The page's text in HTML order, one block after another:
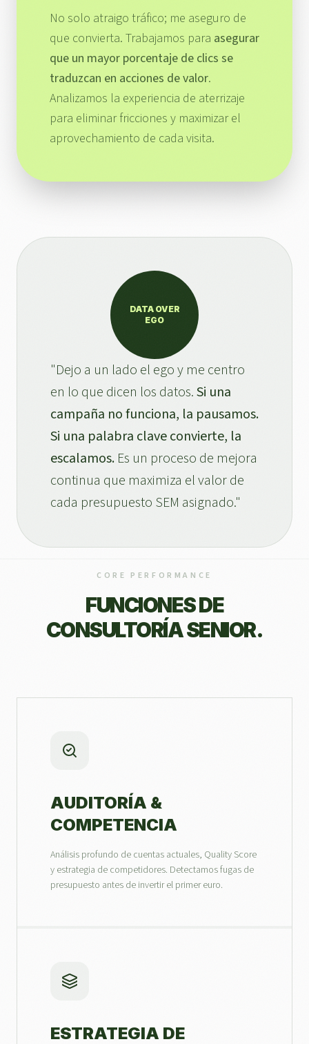
No solo atraigo tráfico; me aseguro de
que convierta. Trabajamos para asegurar
que un mayor porcentaje de clics se
traduzcan en acciones de valor.
Analizamos la experiencia de aterrizaje
para eliminar fricciones y maximizar el
aprovechamiento de cada visita.
DATA OVER
EGO
"Dejo a un lado el ego y me centro
en lo que dicen los datos.Si una
campaña no funciona, la pausamos.
Si una palabra clave convierte, la
escalamos. Es un proceso de mejora
continua que maximiza el valor de
cada presupuesto SEM asignado."
CORE PERFORMANCE
FUNCIONES DE
CONSULTORÍA SENIOR.
AUDITORÍA &
COMPETENCIA
Análisis profundo de cuentas actuales, Quality Score
y estrategia de competidores. Detectamos fugas de
presupuesto antes de invertir el primer euro.
ESTRATEGIA DE